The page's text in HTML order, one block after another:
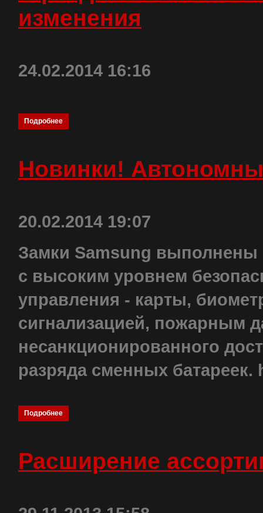
изменения
24.02.2014 16:16
Подробнее
Новинки!
20.02.2014 19:07
Замки Samsung выполнены
с высоким уровнем
управления - карты,
сигнализацией, пожарным
несанкционированного
разряда сменных
Подробнее
Расширение